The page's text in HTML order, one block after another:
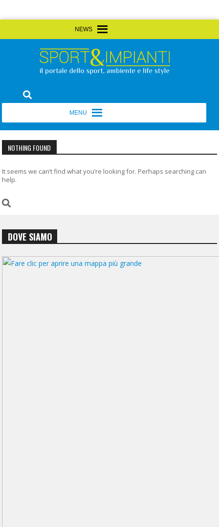
to
Sport&Impianti
NOTHING FOUND
It seems we can’t find what you’re looking for. Perhaps searching can
help.
DOVE SIAMO